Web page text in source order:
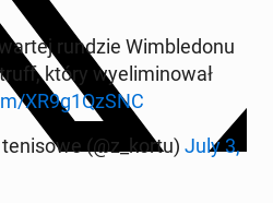
rundzie Wim­ble­do­nu
który wy­eli­mi­no­wał
XR9g1QzSNC
(@z_kortu) July 3,